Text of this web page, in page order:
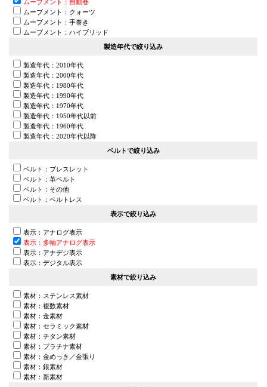
ムーブメント：自動巻
ムーブメント：クォーツ
ムーブメント：手巻き
ムーブメント：ハイブリッド
製造年代で絞り込み
製造年代：2010年代
製造年代：2000年代
製造年代：1980年代
製造年代：1990年代
製造年代：1970年代
製造年代：1950年代以前
製造年代：1960年代
製造年代：2020年代以降
ベルトで絞り込み
ベルト：ブレスレット
ベルト：革ベルト
ベルト：その他
ベルト：ベルトレス
表示で絞り込み
表示：アナログ表示
表示：多軸アナログ表示
表示：アナデジ表示
表示：デジタル表示
素材で絞り込み
素材：ステンレス素材
素材：複数素材
素材：金素材
素材：セラミック素材
素材：チタン素材
素材：プラチナ素材
素材：金めっき／金張り
素材：銀素材
素材：新素材